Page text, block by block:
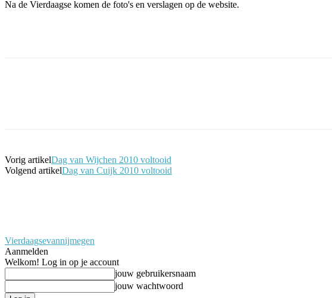
Na de Vierdaagse komen de foto's en verslagen op de website.
Vorig artikelDag van Wijchen 2010 voltooid
Volgend artikelDag van Cuijk 2010 voltooid
Vierdaagsevannijmegen
Aanmelden
Welkom! Log in op je account
jouw gebruikersnaam
jouw wachtwoord